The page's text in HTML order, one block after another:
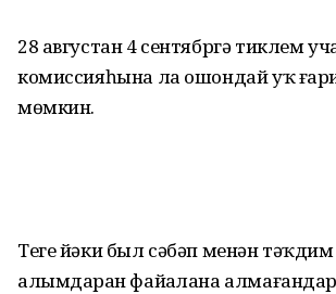
28 августан 4 сентябргә тиклем
комиссияһына ла ошондай уҡ
мөмкин.
Теге йәки был сәбәп менән
алымдарҙан файҙалана